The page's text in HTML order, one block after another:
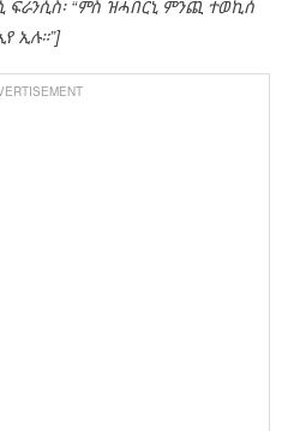
“ምስ ዝሓበርኒ ምንጪ ተወኪሰ
ኢሉ።”]